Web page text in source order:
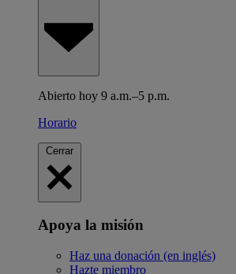
Abierto hoy 9 a.m.–5 p.m.
Horario
Cerrar
Apoya la misión
Haz una donación (en inglés)
Hazte miembro